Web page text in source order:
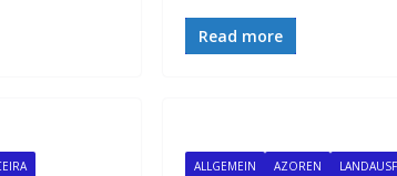
Read more
ALLGEMEIN AZOREN